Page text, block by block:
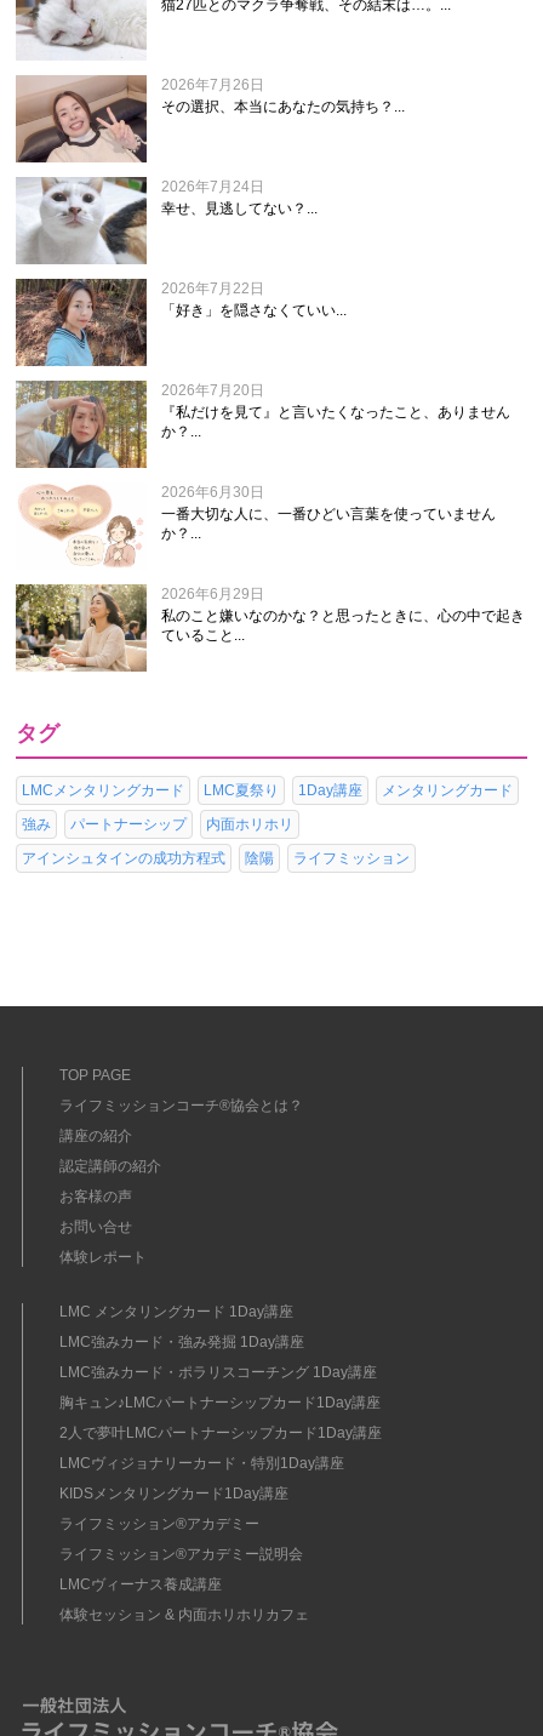
猫27匹とのマクラ争奪戦、その結末は…。...
2026年7月26日
その選択、本当にあなたの気持ち？...
2026年7月24日
幸せ、見逃してない？...
2026年7月22日
「好き」を隠さなくていい...
2026年7月20日
『私だけを見て』と言いたくなったこと、ありません
か？...
2026年6月30日
一番大切な人に、一番ひどい言葉を使っていません
か？...
2026年6月29日
私のこと嫌いなのかな？と思ったときに、心の中で起き
ていること...
タグ
LMCメンタリングカード LMC夏祭り 1Day講座
メンタリングカード
強み
パートナーシップ
内面ホリホリ
アインシュタインの成功方程式
陰陽 ライフミッション
TOP PAGE
ライフミッションコーチ®協会とは？
講座の紹介
認定講師の紹介
お客様の声
お問い合せ
体験レポート
LMC メンタリングカード 1Day講座
LMC強みカード・強み発掘 1Day講座
LMC強みカード・ポラリスコーチング 1Day講座
胸キュン♪LMCパートナーシップカード1Day講座
2人で夢叶LMCパートナーシップカード1Day講座
LMCヴィジョナリーカード・特別1Day講座
KIDSメンタリングカード1Day講座
ライフミッション®︎アカデミー
ライフミッション®︎アカデミー説明会
LMCヴィーナス養成講座
体験セッション & 内面ホリホリカフェ